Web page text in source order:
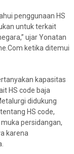
penggunaan HS
untuk terkait
ujar Yonatan
ketika ditemui
kapasitas
HS code baja
didukung
HS code,
persidangan,
karena